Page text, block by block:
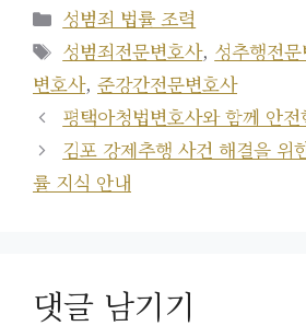
카
테
고
리
성범죄 법률 조력
태
그
성범죄전문변호사, 성추행전
변호사, 준강간전문변호사
평택아청법변호사와 함께 안
김포 강제추행 사건 해결을 위
률 지식 안내
댓글 남기기